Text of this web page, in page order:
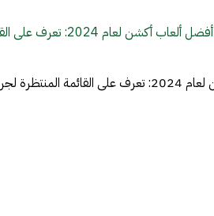
أفضل ألعاب أكشن لعام 2024: تعرف على القائمة المنتظرة لجرعات عالية من الأدرينالين!